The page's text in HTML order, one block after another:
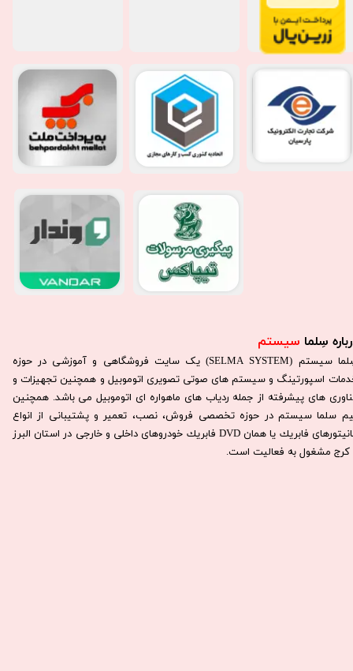
سِلما سیستم​​​​​​​
سِلما سيستم (SELMA SYSTEM) یک سایت فروشگاهی و آموزشی در حوزه
اسپورتینگ و سیستم های صوتی تصویری اتوموبیل و همچنین تجهیزات و
های پیشرفته از جمله ردیاب های ماهواره ای اتوموبیل می باشد. همچنين
سلما سيستم در حوزه تخصصی فروش، نصب، تعمير و پشتيبانی از انواع
مانيتورهای فابريك يا همان DVD فابريك خودروهای داخلی و خارجی در استان البرز
كرج مشغول به فعاليت است.​​​​​​​